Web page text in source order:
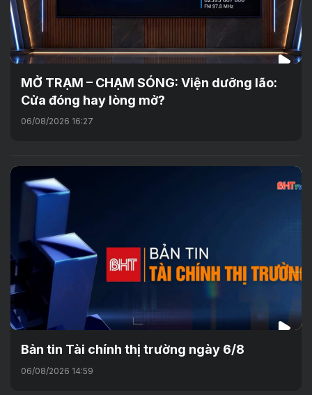
MỞ TRẠM – CHẠM SÓNG: Viện dưỡng lão:
Cửa đóng hay lòng mở?
06/08/2026 16:27
Bản tin Tài chính thị trường ngày 6/8
06/08/2026 14:59